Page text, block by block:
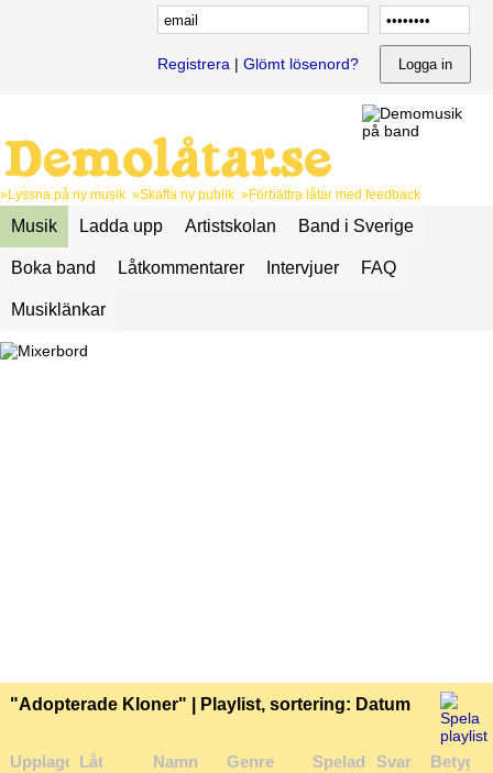
Registrera | Glömt lösenord?
»Lyssna på ny musik »Skaffa ny publik »Förbättra låtar med feedback
Musik Ladda upp Artistskolan Band i Sverige
Boka band Låtkommentarer Intervjuer FAQ
Musiklänkar
"Adopterade Kloner" | Playlist, sortering: Datum
Upplagd Låt Namn Genre Spelad Svar Betyg